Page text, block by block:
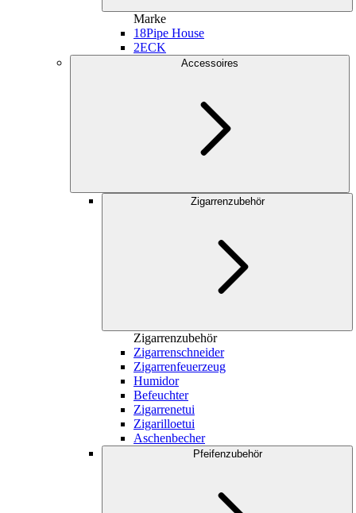
Marke
18Pipe House
2ECK
Accessoires
Zigarrenzubehör
Zigarrenzubehör
Zigarrenschneider
Zigarrenfeuerzeug
Humidor
Befeuchter
Zigarrenetui
Zigarilloetui
Aschenbecher
Pfeifenzubehör